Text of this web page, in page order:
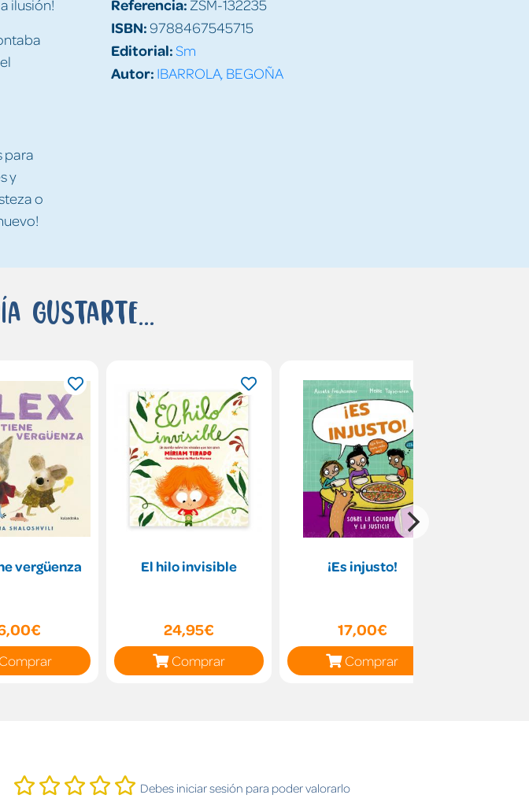
ilusión!
para
y
o
Referencia: ZSM-132235
ISBN:9788467545715
Editorial:Sm
Autor: IBARROLA, BEGOÑA
gustarte...
vergüenza
Comprar
El hilo invisible
24,95€
Comprar
¡Es injusto!
17,00€
Comprar
Debes iniciar sesión para poder valorarlo